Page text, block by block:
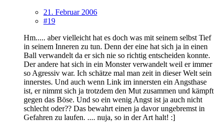
21. Februar 2006
#19
Hm..... aber vielleicht hat es doch was mit seinem selbst Tief
in seinem Inneren zu tun. Denn der eine hat sich ja in einen
Ball verwandelt da er sich nie so richtig entscheiden konnte.
Der andere hat sich in ein Monster verwandelt weil er immer
so Agressiv war. Ich schätze mal man zeit in dieser Welt sein
innerstes. Und auch wenn Link im innersten ein Angsthase
ist, er nimmt sich ja trotzdem den Mut zusammen und kämpft
gegen das Böse. Und so ein wenig Angst ist ja auch nicht
schlecht oder?? Das bewahrt einen ja davor ungebremst in
Gefahren zu laufen. .... nuja, so in der Art halt! :]